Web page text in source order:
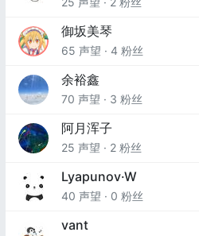
御坂美琴
65 声望 · 4 粉丝
余裕鑫
70 声望 · 3 粉丝
阿月浑子
25 声望 · 2 粉丝
Lyapunov·W
40 声望 · 0 粉丝
vant